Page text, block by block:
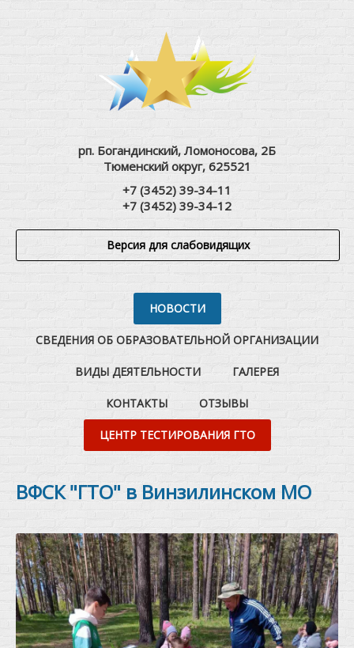
рп. Богандинский, Ломоносова, 2Б
Тюменский округ, 625521
+7 (3452) 39-34-11
+7 (3452) 39-34-12
Версия для слабовидящих
НОВОСТИ
СВЕДЕНИЯ ОБ ОБРАЗОВАТЕЛЬНОЙ ОРГАНИЗАЦИИ
ВИДЫ ДЕЯТЕЛЬНОСТИ ГАЛЕРЕЯ
КОНТАКТЫ ОТЗЫВЫ
ЦЕНТР ТЕСТИРОВАНИЯ ГТО
ВФСК "ГТО" в Винзилинском МО